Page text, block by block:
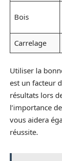
Bois
Carrelage
Utiliser la
est un facteur
résultats lors
l’importance
vous aidera
réussite.